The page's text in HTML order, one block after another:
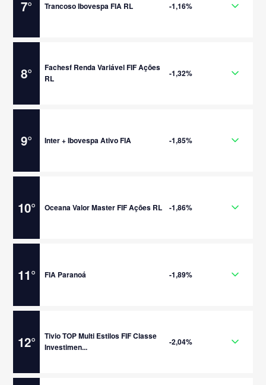
7° Trancoso Ibovespa FIA RL -1,16%
8°
Fachesf Renda Variável FIF Ações
RL
-1,32%
9° Inter + Ibovespa Ativo FIA -1,85%
10° Oceana Valor Master FIF Ações RL -1,86%
11° FIA Paranoá -1,89%
12°
Tivio TOP Multi Estilos FIF Classe
Investimen...
-2,04%